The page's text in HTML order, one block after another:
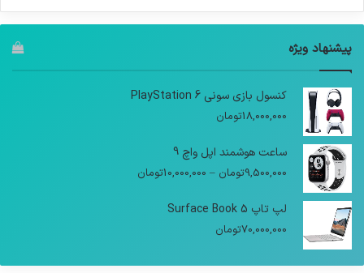
پیشنهاد ویژه
کنسول بازی سونی PlayStation 6
18,000,000تومان
ساعت هوشمند اپل واچ 9
9,500,000تومان –
10,000,000تومان
لپ تاپ Surface Book 5
70,000,000تومان